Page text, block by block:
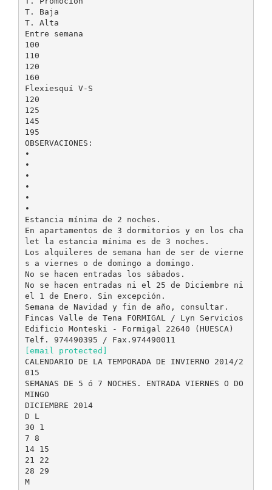
T. Baja
T. Alta
Entre semana
100
110
120
160
Flexiesquí V-S
120
125
145
195
OBSERVACIONES:
•
•
•
•
•
•
Estancia mínima de 2 noches.
En apartamentos de 3 dormitorios y en los cha
let la estancia mínima es de 3 noches.
Los alquileres de semana han de ser de vierne
s a viernes o de domingo a domingo.
No se hacen entradas los sábados.
No se hacen entradas ni el 25 de Diciembre ni
el 1 de Enero. Sin excepción.
Semana de Navidad y fin de año, consultar.
Fincas Valle de Tena FORMIGAL / Lyn Servicios
Edificio Monteski - Formigal 22640 (HUESCA)
[email protected]
CALENDARIO DE LA TEMPORADA DE INVIERNO 2014/2
015
SEMANAS DE 5 ó 7 NOCHES. ENTRADA VIERNES O DO
MINGO
DICIEMBRE 2014
D L
30 1
7 8
14 15
21 22
28 29
M